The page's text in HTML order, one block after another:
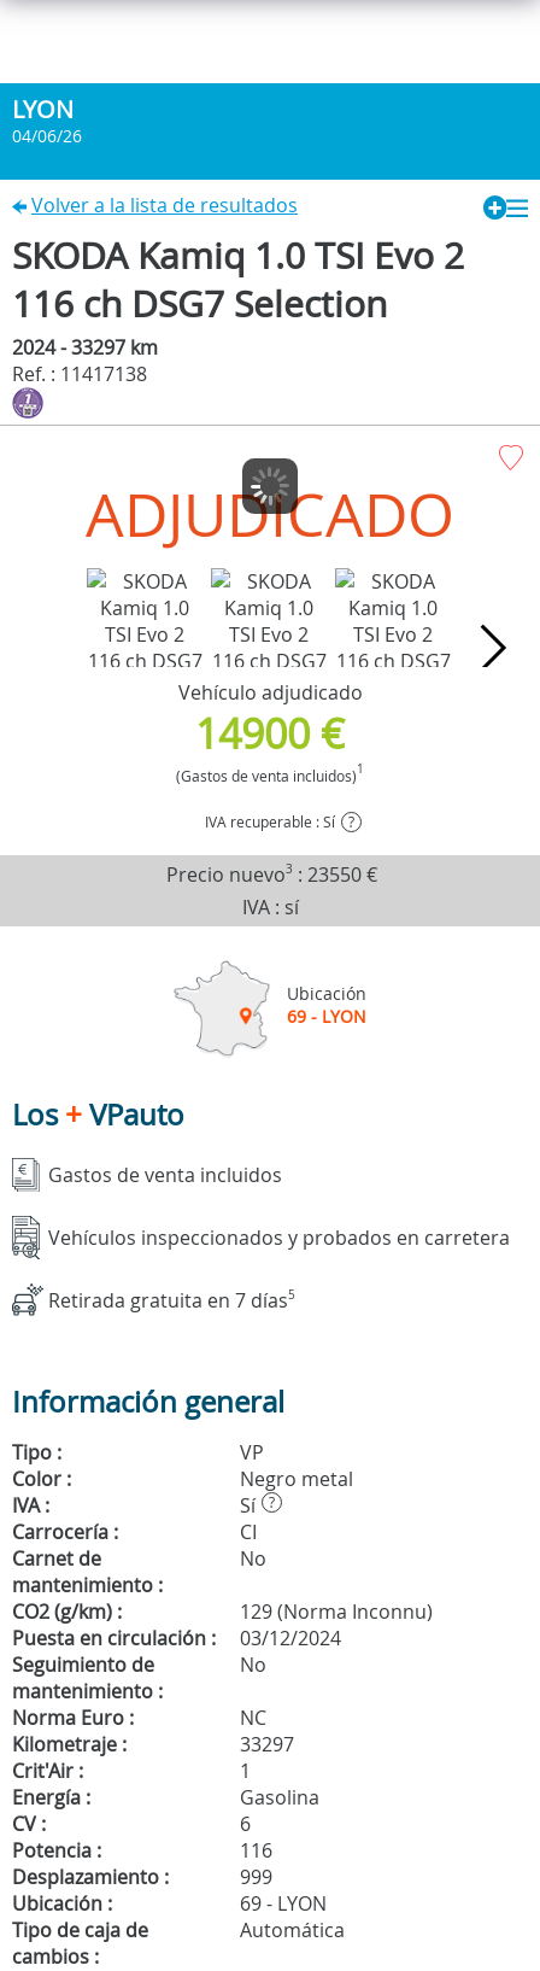
LYON
04/06/26
Volver a la lista de resultados
SKODA Kamiq 1.0 TSI Evo 2
116 ch DSG7 Selection
2024 - 33297 km
Ref. : 11417138
ADJUDICADO
Vehículo adjudicado
14900 €
(Gastos de venta incluidos)1
IVA recuperable : Sí ?
Precio nuevo3 : 23550 €
IVA : sí
Ubicación
69 - LYON
Los+VPauto
Gastos de venta incluidos
Vehículos inspeccionados y probados en carretera
Retirada gratuita en 7 días5
Información general
Tipo :
VP
Color :
Negro metal
IVA :
Sí ?
Carrocería :
CI
Carnet de
mantenimiento :
No
CO2 (g/km) :
129 (Norma Inconnu)
Puesta en circulación :
03/12/2024
Seguimiento de
mantenimiento :
No
Norma Euro :
NC
Kilometraje :
33297
Crit'Air :
1
Energía :
Gasolina
CV :
6
Potencia :
116
Desplazamiento :
999
Ubicación :
69 - LYON
Tipo de caja de
cambios :
Automática